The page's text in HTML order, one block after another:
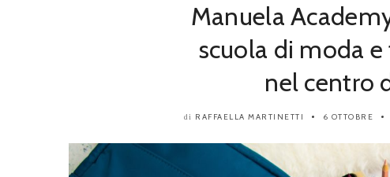
Manuela
scuola di moda
nel centro
di RAFFAELLA MARTINETTI 6 OTTOBRE